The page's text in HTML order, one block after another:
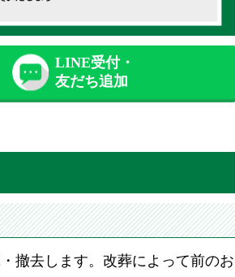
LINE受付・
友だち追加
撤去します。改葬によって前のお